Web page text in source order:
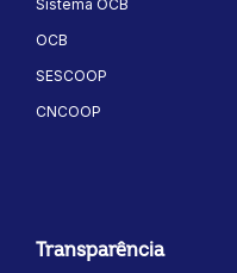
Sistema OCB
OCB
SESCOOP
CNCOOP
Transparência